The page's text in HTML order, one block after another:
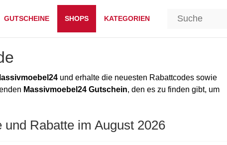
GUTSCHEINE SHOPS KATEGORIEN
und erhalte die neuesten Rabattcodes sowie
Massivmoebel24 Gutschein, den es zu finden gibt, um
Rabatte im August 2026